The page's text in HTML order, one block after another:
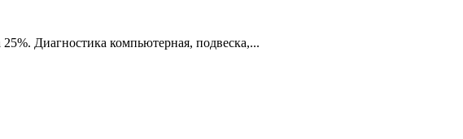
Диагностика компьютерная, подвеска,...